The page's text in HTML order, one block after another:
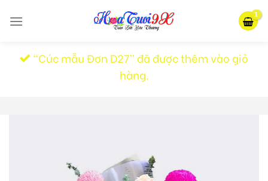
“Cúc mẫu Đơn D27” đã được thêm vào giỏ
hàng.